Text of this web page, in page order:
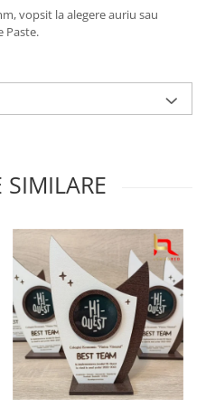
vopsit la alegere auriu sau
Paste.
SIMILARE